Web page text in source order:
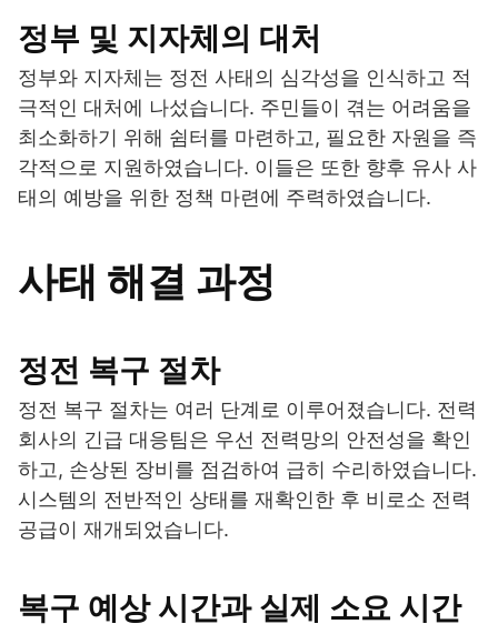
정부 및 지자체의 대처
정부와 지자체는 정전 사태의 심각성을 인식하고 적
극적인 대처에 나섰습니다. 주민들이 겪는 어려움을
최소화하기 위해 쉼터를 마련하고, 필요한 자원을 즉
각적으로 지원하였습니다. 이들은 또한 향후 유사 사
태의 예방을 위한 정책 마련에 주력하였습니다.
사태 해결 과정
정전 복구 절차
정전 복구 절차는 여러 단계로 이루어졌습니다. 전력
회사의 긴급 대응팀은 우선 전력망의 안전성을 확인
하고, 손상된 장비를 점검하여 급히 수리하였습니다.
시스템의 전반적인 상태를 재확인한 후 비로소 전력
공급이 재개되었습니다.
복구 예상 시간과 실제 소요 시간